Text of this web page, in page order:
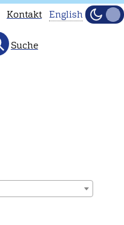
Kontakt
to
our
English
Hell
Suche